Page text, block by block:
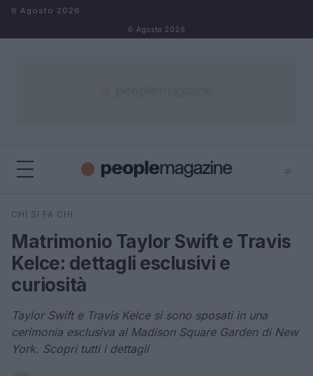
Salta al contenuto
6 Agosto 2026
6 Agosto 2026
⌕
Cerca
CHI SI FA CHI
Matrimonio Taylor Swift e Travis
Kelce: dettagli esclusivi e
curiosità
Taylor Swift e Travis Kelce si sono sposati in una
cerimonia esclusiva al Madison Square Garden di New
York. Scopri tutti i dettagli